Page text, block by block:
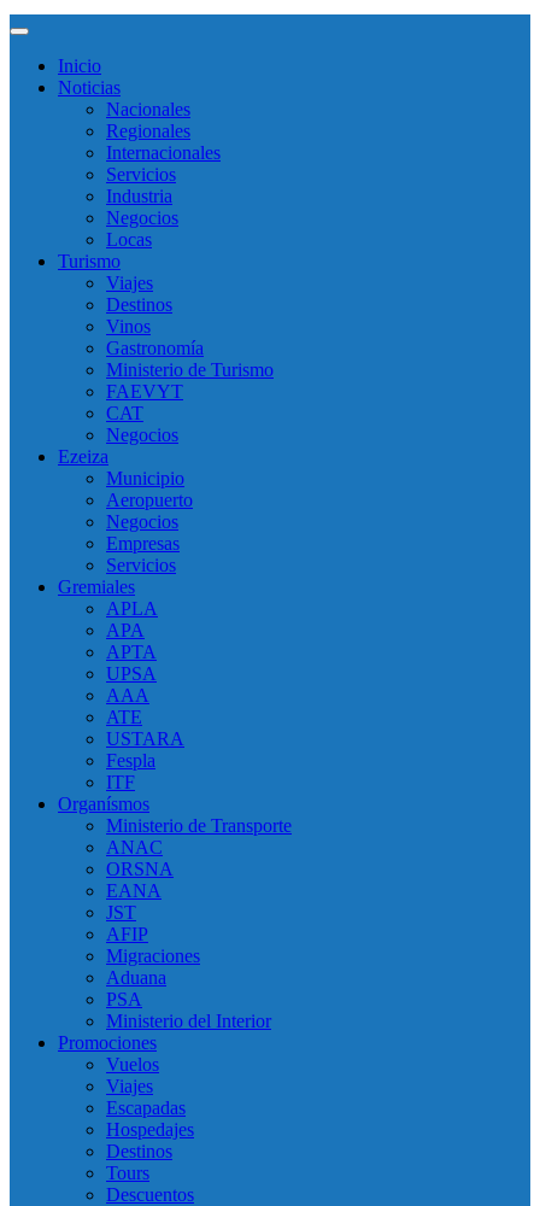
Inicio
Noticias
Nacionales
Regionales
Internacionales
Servicios
Industria
Negocios
Locas
Turismo
Viajes
Destinos
Vinos
Gastronomía
Ministerio de Turismo
FAEVYT
CAT
Negocios
Ezeiza
Municipio
Aeropuerto
Negocios
Empresas
Servicios
Gremiales
APLA
APA
APTA
UPSA
AAA
ATE
USTARA
Fespla
ITF
Organísmos
Ministerio de Transporte
ANAC
ORSNA
EANA
JST
AFIP
Migraciones
Aduana
PSA
Ministerio del Interior
Promociones
Vuelos
Viajes
Escapadas
Hospedajes
Destinos
Tours
Descuentos